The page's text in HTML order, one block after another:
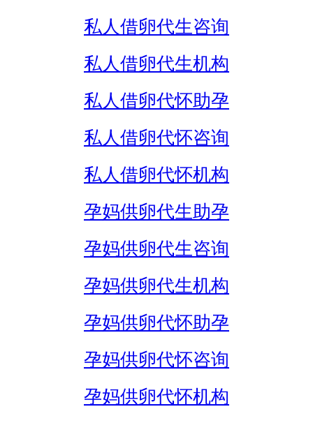
私人借卵代生咨询
私人借卵代生机构
私人借卵代怀助孕
私人借卵代怀咨询
私人借卵代怀机构
孕妈供卵代生助孕
孕妈供卵代生咨询
孕妈供卵代生机构
孕妈供卵代怀助孕
孕妈供卵代怀咨询
孕妈供卵代怀机构